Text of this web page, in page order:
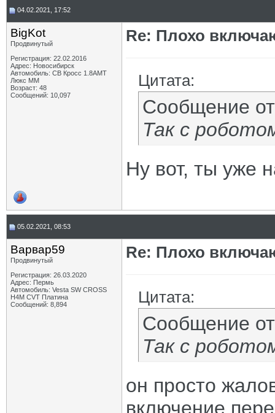
04.02.2021, 17:52
BigKot
Продвинутый
Регистрация: 22.02.2016
Адрес: Новосибирск
Автомобиль: СВ Кросс 1.8АМТ
Люкс ММ
Возраст: 48
Сообщений: 10,097
Re: Плохо
Цитата:
Сообщение
Так с
Ну вот, ты уже
05.02.2021, 08:53
Варвар59
Продвинутый
Регистрация: 26.03.2020
Адрес: Пермь
Автомобиль: Vesta SW CROSS
H4M CVT Платина
Сообщений: 8,894
Re: Плохо
Цитата:
Сообщение
Так с
он просто
включение